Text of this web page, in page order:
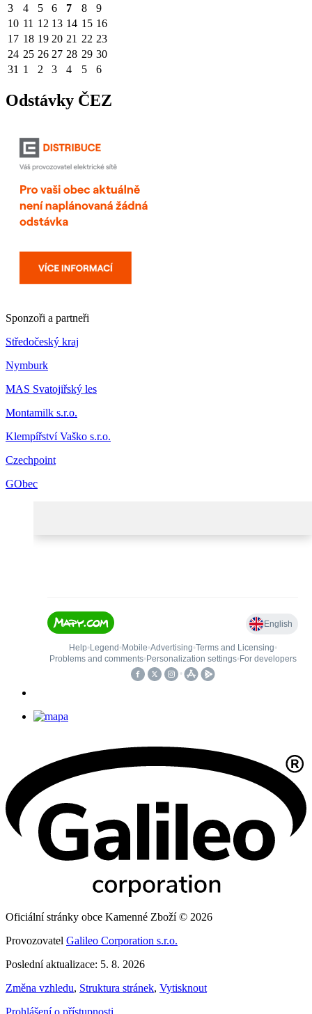
3
4 5 6 7 8
9
10 11 12 13 14 15 16
17 18 19 20 21 22 23
24 25 26 27 28 29 30
31 1 2 3 4 5 6
Odstávky ČEZ
Sponzoři a partneři
Středočeský kraj
Nymburk
MAS Svatojiřský les
Montamilk s.r.o.
Klempířství Vaško s.r.o.
Czechpoint
GObec
Oficiální stránky obce Kamenné Zboží © 2026
Provozovatel Galileo Corporation s.r.o.
Poslední aktualizace: 5. 8. 2026
Změna vzhledu, Struktura stránek, Vytisknout